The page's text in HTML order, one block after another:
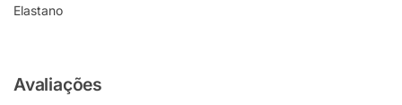
Elastano
Avaliações